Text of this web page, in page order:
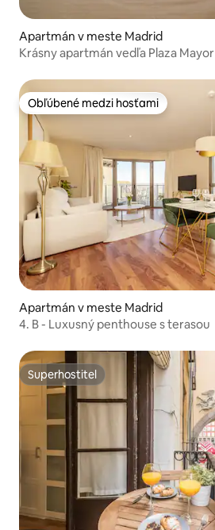
Apartmán v meste Madrid
Krásny apartmán vedľa Plaza Mayor
Obľúbené medzi hosťami
Obľúbené medzi hosťami
Apartmán v meste Madrid
4. B - Luxusný penthouse s terasou
Superhostiteľ
Superhostiteľ